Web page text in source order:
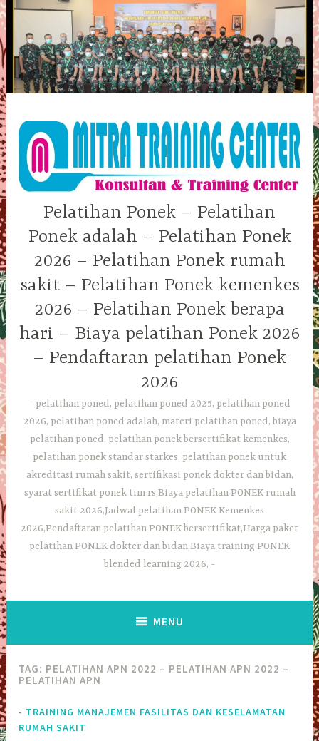
Skip
to
content
Pelatihan Ponek – Pelatihan
Ponek adalah – Pelatihan Ponek
2026 – Pelatihan Ponek rumah
sakit – Pelatihan Ponek kemenkes
2026 – Pelatihan Ponek berapa
hari – Biaya pelatihan Ponek 2026
– Pendaftaran pelatihan Ponek
2026
pelatihan poned, pelatihan poned 2025, pelatihan poned
2026, pelatihan poned adalah, materi pelatihan poned, biaya
pelatihan poned, pelatihan ponek bersertifikat kemenkes,
pelatihan ponek standar starkes, pelatihan ponek untuk
akreditasi rumah sakit, sertifikasi ponek dokter dan bidan,
syarat sertifikat ponek tim rs,Biaya pelatihan PONEK rumah
sakit 2026,Jadwal pelatihan PONEK Kemenkes
2026,Pendaftaran pelatihan PONEK bersertifikat,Harga paket
pelatihan PONEK dokter dan bidan,Biaya training PONEK
blended learning 2026,
MENU
TAG: PELATIHAN APN 2022 – PELATIHAN APN 2022 –
PELATIHAN APN
- TRAINING MANAJEMEN FASILITAS DAN KESELAMATAN
RUMAH SAKIT